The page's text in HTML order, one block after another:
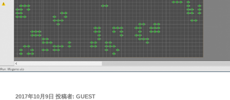
投
2017年10月9日 投稿者: GUEST